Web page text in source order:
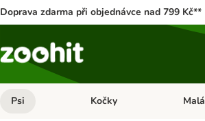
Doprava zdarma při objednávce nad 799 Kč**
Psi Otevřít menu: Psi
Kočky Otevřít